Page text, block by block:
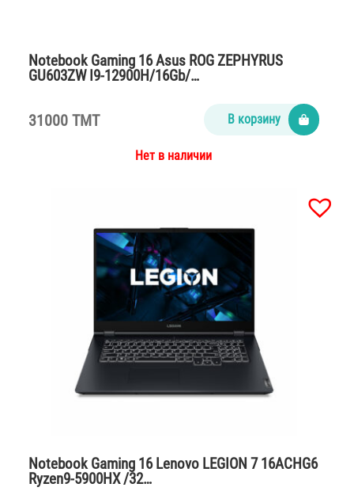
Notebook Gaming 16 Asus ROG ZEPHYRUS
GU603ZW I9-12900H/16Gb/…
31000 TMT В корзину
Нет в наличии
Notebook Gaming 16 Lenovo LEGION 7 16ACHG6
Ryzen9-5900HX /32…